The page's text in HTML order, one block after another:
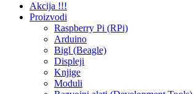
Akcija !!!
Proizvodi
Raspberry Pi (RPi)
Arduino
Bigl (Beagle)
Displеji
Knjige
Moduli